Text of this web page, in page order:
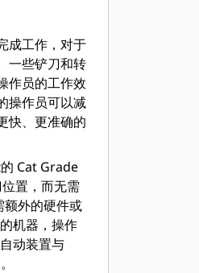
成工作，对于
一些铲刀和转
作员的工作效
操作员可以减
快、更准确的
Cat Grade
置，而无需
额外的硬件或
机器，操作
动装置与